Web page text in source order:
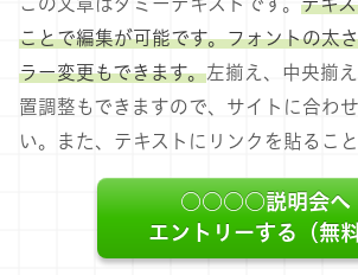
ことで編集が可能です。フォントの太
ラー変更もできます。左揃え、中央揃
置調整もできますので、サイトに合わ
い。また、テキストにリンクを貼ること
○○○○説明
エントリーする（無料